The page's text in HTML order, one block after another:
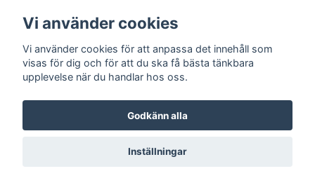
Sociala medier
© 2026 Welfare Games AB - sportNplay.se
Vi använder cookies
Vi använder cookies för att anpassa det innehåll som
visas för dig och för att du ska få bästa tänkbara
upplevelse när du handlar hos oss.
Godkänn alla
Inställningar